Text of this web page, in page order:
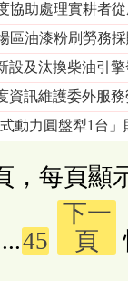
協助處理實耕者
區油漆粉刷勞務
設及汰換柴油引
資訊維護委外服
動力圓盤犁1台
，每頁顯
...45
下一
頁